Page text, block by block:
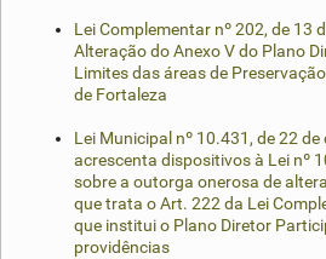
Lei Complementar nº 202, de 13
Alteração do Anexo V do Plano
Limites das áreas de
de Fortaleza
Lei Municipal nº 10.431, de 22
acrescenta dispositivos à Lei nº
sobre a outorga onerosa de
que trata o Art. 222 da Lei
que institui o Plano Diretor
providências